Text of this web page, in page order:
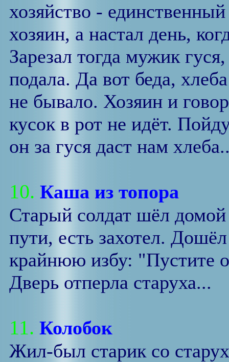
хозяйство -
хозяин, а настал день,
Зарезал тогда мужик
подала. Да вот беда,
не бывало. Хозяин и
кусок в рот не идёт.
он за гуся даст нам
10. Каша из топора
Старый солдат шёл
пути, есть захотел.
крайнюю избу: "Пустите
Дверь отперла старуха...
11. Колобок
Жил-был старик со